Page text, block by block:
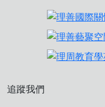
追蹤我們